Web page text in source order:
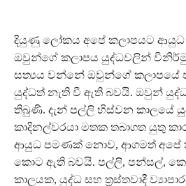
දියුණු ලෝකය අපේ කලාපයට
ඔවුන්ගේ කලාපය යුද්ධවලින්
සත්‍යය වන්නේ ඔවුන්ගේ කලාපයේ
යුද්ධත් නැති වී ඇති බවයි. ඔවුන්
තිබුණි. දැන් පල්ලි හිස්වන කාලයේ
කාදිනල්වරයා මතක තබාගත යුතු
ආයුධ පමණක් නොව, ආගමත් අපේ
කොට ඇති බවයි. පල්ලි, පන්සල්,
කාලයක, යුද්ධ සහ ත‍්‍රස්තවාදී